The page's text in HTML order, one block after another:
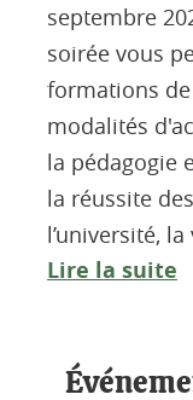
septembre
soirée vous
formations de
modalités
la pédagogie
la réussite
l’université,
Lire la suite